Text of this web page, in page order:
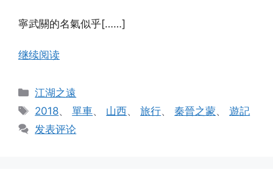
寧武關的名氣似乎[……]
继续阅读
分
类
江湖之遠
标
签
2018、單車、 山西、旅行、秦晉之蒙、遊記
发表评论